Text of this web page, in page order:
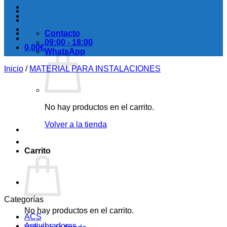
0,00€
No hay productos en el carrito.
Volver a la tienda
Carrito
No hay productos en el carrito.
Contacto
09:00 - 18:00
WhatsApp
Inicio / MATERIAL PARA INSTALACIONES
Categorías
ACS